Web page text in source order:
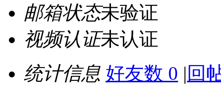
邮箱状态未验证
视频认证未认证
统计信息 好友数 0 | 回